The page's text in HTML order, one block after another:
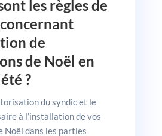
les règles de
de
de Noël en
?
du syndic et le
à l’installation de vos
Noël dans les parties